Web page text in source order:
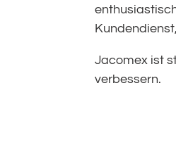
Jacomex ist
verbessern.